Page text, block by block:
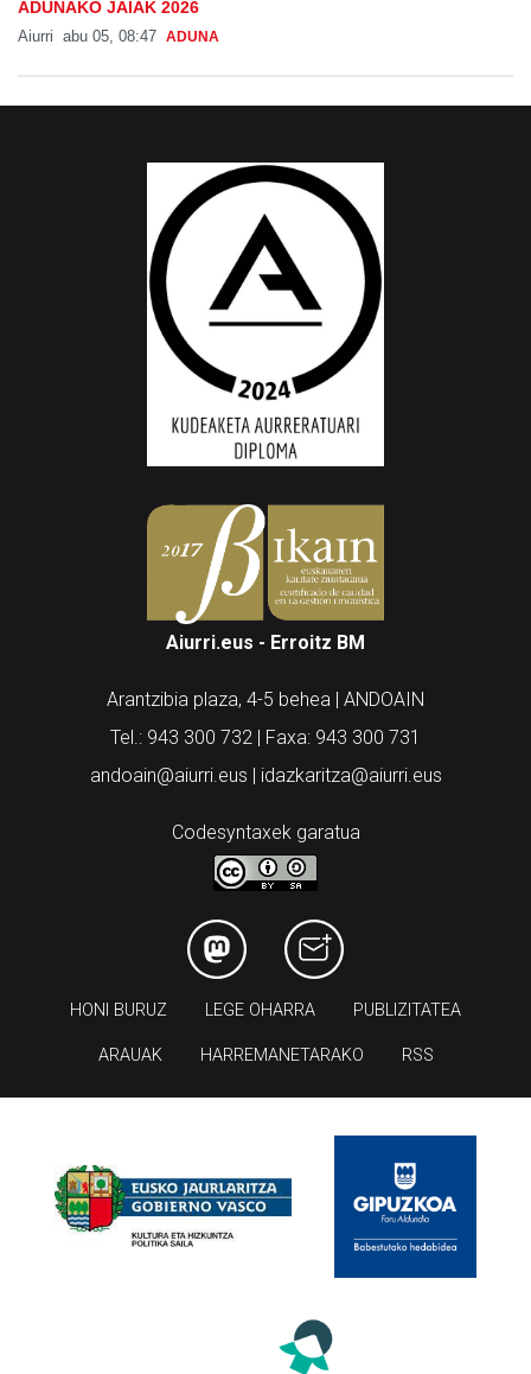
ADUNAKO JAIAK 2026
Aiurri abu 05, 08:47 ADUNA
Aiurri.eus - Erroitz BM
Arantzibia plaza, 4-5 behea | ANDOAIN
Tel.: 943 300 732 | Faxa: 943 300 731
andoain@aiurri.eus | idazkaritza@aiurri.eus
Codesyntaxek garatua
HONI BURUZ LEGE OHARRA PUBLIZITATEA
ARAUAK HARREMANETARAKO RSS